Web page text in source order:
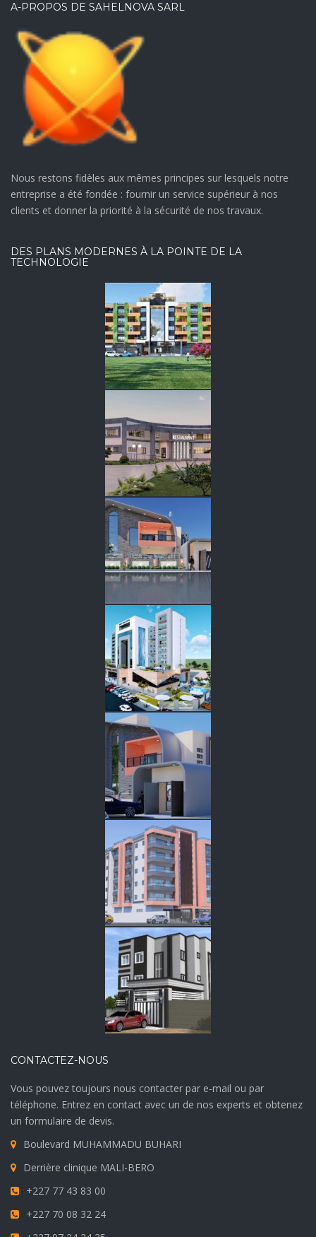
A-PROPOS DE SAHELNOVA SARL
Nous restons fidèles aux mêmes principes sur lesquels notre
entreprise a été fondée : fournir un service supérieur à nos
clients et donner la priorité à la sécurité de nos travaux.
DES PLANS MODERNES À LA POINTE DE LA
TECHNOLOGIE
CONTACTEZ-NOUS
Vous pouvez toujours nous contacter par e-mail ou par
téléphone. Entrez en contact avec un de nos experts et obtenez
un formulaire de devis.
Boulevard MUHAMMADU BUHARI
Derrière clinique MALI-BERO
+227 77 43 83 00
+227 70 08 32 24